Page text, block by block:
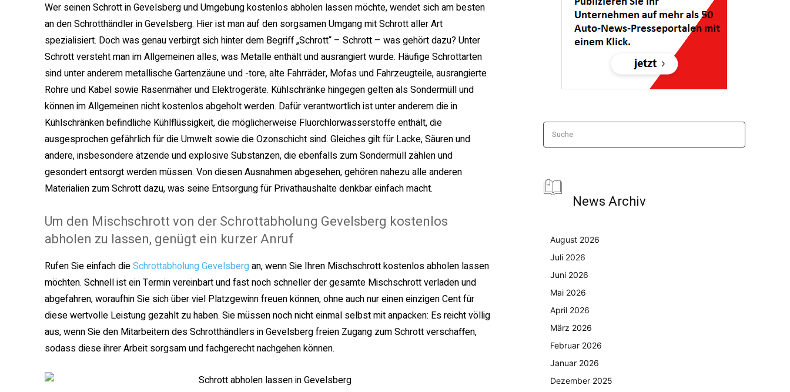
Wer seinen Schrott in Gevelsberg und Umgebung kostenlos abholen lassen möchte, wendet sich am besten
an den Schrotthändler in Gevelsberg. Hier ist man auf den sorgsamen Umgang mit Schrott aller Art
spezialisiert. Doch was genau verbirgt sich hinter dem Begriff „Schrott“ – Schrott – was gehört dazu? Unter
Schrott versteht man im Allgemeinen alles, was Metalle enthält und ausrangiert wurde. Häufige Schrottarten
sind unter anderem metallische Gartenzäune und -tore, alte Fahrräder, Mofas und Fahrzeugteile, ausrangierte
Rohre und Kabel sowie Rasenmäher und Elektrogeräte. Kühlschränke hingegen gelten als Sondermüll und
können im Allgemeinen nicht kostenlos abgeholt werden. Dafür verantwortlich ist unter anderem die in
Kühlschränken befindliche Kühlflüssigkeit, die möglicherweise Fluorchlorwasserstoffe enthält, die
ausgesprochen gefährlich für die Umwelt sowie die Ozonschicht sind. Gleiches gilt für Lacke, Säuren und
andere, insbesondere ätzende und explosive Substanzen, die ebenfalls zum Sondermüll zählen und
gesondert entsorgt werden müssen. Von diesen Ausnahmen abgesehen, gehören nahezu alle anderen
Materialien zum Schrott dazu, was seine Entsorgung für Privathaushalte denkbar einfach macht.
Um den Mischschrott von der Schrottabholung Gevelsberg kostenlos
abholen zu lassen, genügt ein kurzer Anruf
Rufen Sie einfach dieSchrottabholung Gevelsbergan, wenn Sie Ihren Mischschrott kostenlos abholen lassen
möchten. Schnell ist ein Termin vereinbart und fast noch schneller der gesamte Mischschrott verladen und
abgefahren, woraufhin Sie sich über viel Platzgewinn freuen können, ohne auch nur einen einzigen Cent für
diese wertvolle Leistung gezahlt zu haben. Sie müssen noch nicht einmal selbst mit anpacken: Es reicht völlig
aus, wenn Sie den Mitarbeitern des Schrotthändlers in Gevelsberg freien Zugang zum Schrott verschaffen,
sodass diese ihrer Arbeit sorgsam und fachgerecht nachgehen können.
Suche
News Archiv
August 2026
Juli 2026
Juni 2026
Mai 2026
April 2026
März 2026
Februar 2026
Januar 2026
Dezember 2025